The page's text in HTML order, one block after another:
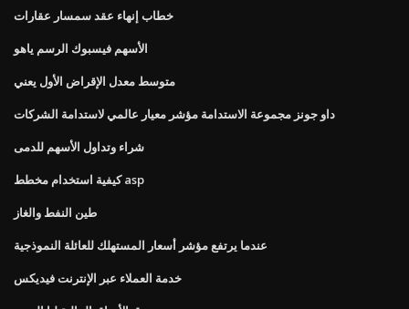
خطاب إنهاء عقد سمسار عقارات
الأسهم فيسبوك الرسم ياهو
متوسط ​​معدل الإقراض الأول يعني
داو جونز مجموعة الاستدامة مؤشر معيار عالمي لاستدامة الشركات
شراء وتداول الأسهم للدمى
كيفية استخدام مخطط asp
طين النفط والغاز
عندما يرتفع مؤشر أسعار المستهلك للعائلة النموذجية
خدمة العملاء عبر الإنترنت فيديكس